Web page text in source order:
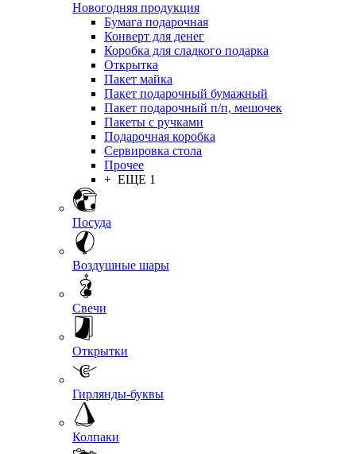
Новогодняя продукция
Бумага подарочная
Конверт для денег
Коробка для сладкого подарка
Открытка
Пакет майка
Пакет подарочный бумажный
Пакет подарочный п/п, мешочек
Пакеты с ручками
Подарочная коробка
Сервировка стола
Прочее
+ ЕЩЕ 1
Посуда
Воздушные шары
Свечи
Открытки
Гирлянды-буквы
Колпаки